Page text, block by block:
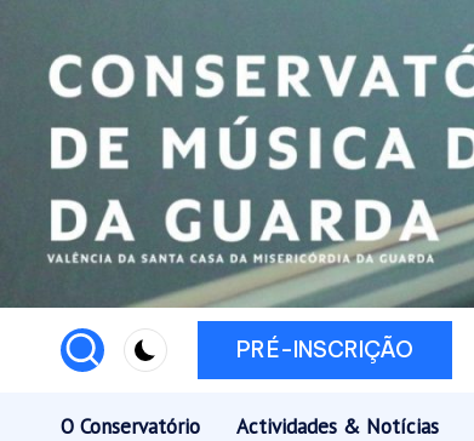
content
PRÉ-INSCRIÇÃO
O Conservatório Actividades & Notícias